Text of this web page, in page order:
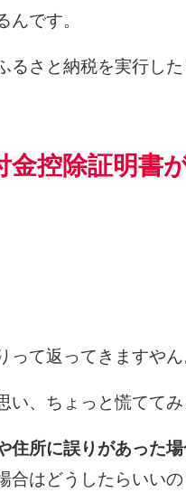
です。
さと納税を実行した
控除証明書
て返ってきますやん
、ちょっと慌ててみ
住所に誤りがあった
合はどうしたらいいの